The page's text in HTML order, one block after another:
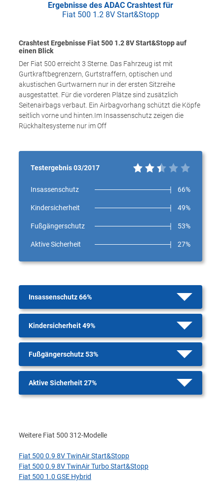
Ergebnisse des ADAC Crashtest für
Fiat 500 1.2 8V Start&Stopp
Crashtest Ergebnisse Fiat 500 1.2 8V Start&Stopp auf
einen Blick
Der Fiat 500 erreicht 3 Sterne. Das Fahrzeug ist mit
Gurtkraftbegrenzern, Gurtstraffern, optischen und
akustischen Gurtwarnern nur in der ersten Sitzreihe
ausgestattet. Für die vorderen Plätze sind zusätzlich
Seitenairbags verbaut. Ein Airbagvorhang schützt die Köpfe
seitlich vorne und hinten.Im Insassenschutz zeigen die
Rückhaltesysteme nur im Off
Testergebnis 03/2017
Insassenschutz 66%
Kindersicherheit 49%
Fußgängerschutz 53%
Aktive Sicherheit 27%
Insassenschutz 66%
Kindersicherheit 49%
Fußgängerschutz 53%
Aktive Sicherheit 27%
Weitere Fiat 500 312-Modelle
Fiat 500 0.9 8V TwinAir Start&Stopp
Fiat 500 0.9 8V TwinAir Turbo Start&Stopp
Fiat 500 1.0 GSE Hybrid